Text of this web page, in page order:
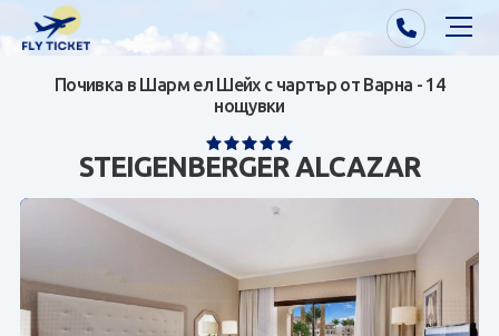
Почивки от Варна
Почивки от София/Пловдив/Бургас
Самолетни билети
Визи
Почивка в Шарм ел Шейх с чартър от Варна - 14
нощувки
STEIGENBERGER ALCAZAR